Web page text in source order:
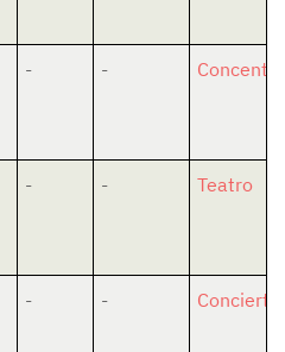
- -
- - Teatro
- -